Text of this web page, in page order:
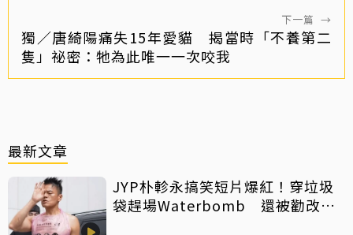
下一篇 →
獨／唐綺陽痛失15年愛貓 揭當時「不養第二
隻」祕密：牠為此唯一一次咬我
最新文章
JYP朴軫永搞笑短片爆紅！穿垃圾
袋趕場Waterbomb 還被勸改名